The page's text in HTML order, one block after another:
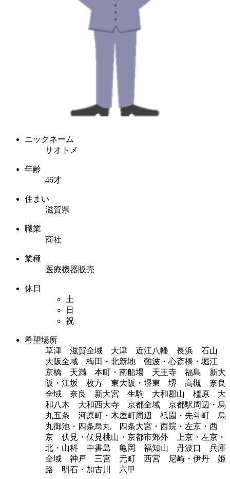
ニックネーム
サオトメ
年齢
46才
住まい
滋賀県
職業
商社
業種
医療機器販売
休日
土
日
祝
希望場所
草津 滋賀全域 大津 近江八幡 長浜 石山
大阪全域 梅田・北新地 難波・心斎橋・堀江
京橋 天満 本町・南船場 天王寺 福島 新大
阪・江坂 枚方 東大阪・堺東 堺 高槻 奈良
全域 奈良 新大宮 生駒 大和郡山 橿原 大
和八木 大和西大寺 京都全域 京都駅周辺・烏
丸五条 河原町・木屋町周辺 祇園・先斗町 烏
丸御池・四条烏丸 四条大宮・西院・左京・西
京 伏見・伏見桃山・京都市郊外 上京・左京・
北・山科 中書島 亀岡 福知山 丹波口 兵庫
全域 神戸 三宮 元町 西宮 尼崎・伊丹 姫
路 明石・加古川 六甲